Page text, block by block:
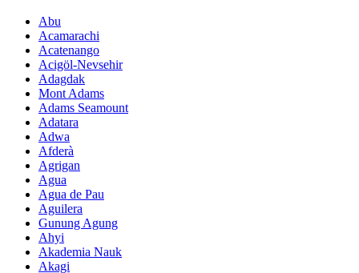
Abu
Acamarachi
Acatenango
Acigöl-Nevsehir
Adagdak
Mont Adams
Adams Seamount
Adatara
Adwa
Afderà
Agrigan
Agua
Agua de Pau
Aguilera
Gunung Agung
Ahyi
Akademia Nauk
Akagi